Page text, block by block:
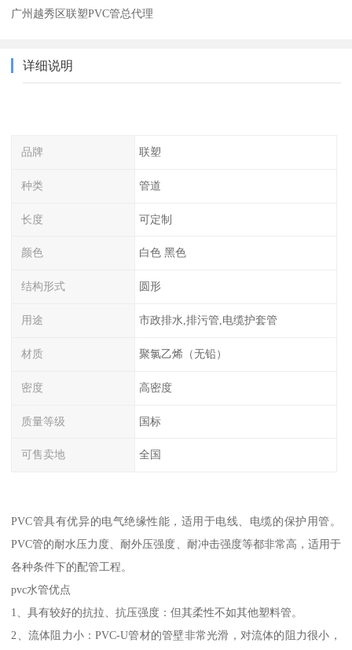
广州越秀区联塑PVC管总代理
详细说明
品牌 联塑
种类 管道
长度 可定制
颜色 白色 黑色
结构形式 圆形
用途 市政排水,排污管,电缆护套管
材质 聚氯乙烯（无铅）
密度 高密度
质量等级 国标
可售卖地 全国
PVC管具有优异的电气绝缘性能，适用于电线、电缆的保护用管。
PVC管的耐水压力度、耐外压强度、耐冲击强度等都非常高，适用于
各种条件下的配管工程。
pvc水管优点
1、具有较好的抗拉、抗压强度：但其柔性不如其他塑料管。
2、流体阻力小：PVC-U管材的管壁非常光滑，对流体的阻力很小，